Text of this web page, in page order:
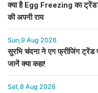
क्या है Egg Freezing का
की अपनी राय
Sun,9 Aug 2026
सुरभि चंदना ने एग फ्रीजिंग ट्रेंड
जानें क्या कहा!
Sat,8 Aug 2026